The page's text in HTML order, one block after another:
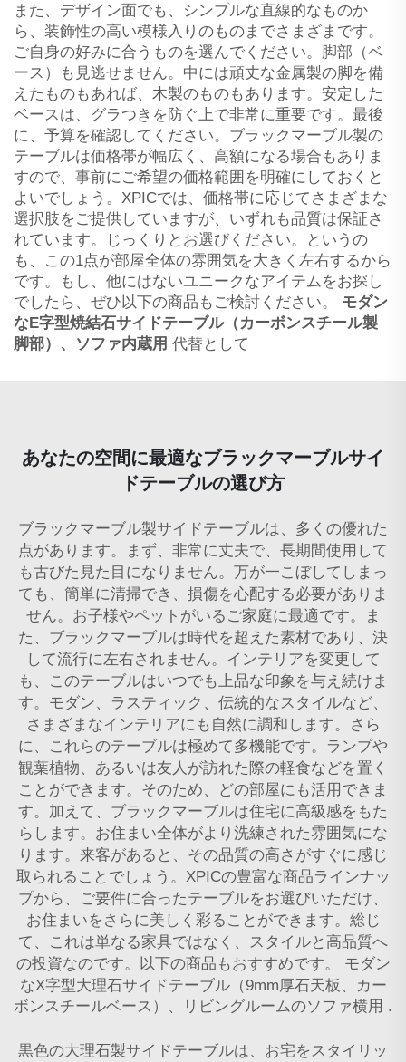
また、デザイン面でも、シンプルな直線的なものか
ら、装飾性の高い模様入りのものまでさまざまです。
ご自身の好みに合うものを選んでください。脚部（ベ
ース）も見逃せません。中には頑丈な金属製の脚を備
えたものもあれば、木製のものもあります。安定した
ベースは、グラつきを防ぐ上で非常に重要です。最後
に、予算を確認してください。ブラックマーブル製の
テーブルは価格帯が幅広く、高額になる場合もありま
すので、事前にご希望の価格範囲を明確にしておくと
よいでしょう。XPICでは、価格帯に応じてさまざまな
選択肢をご提供していますが、いずれも品質は保証さ
れています。じっくりとお選びください。というの
も、この1点が部屋全体の雰囲気を大きく左右するから
です。もし、他にはないユニークなアイテムをお探し
でしたら、ぜひ以下の商品もご検討ください。 モダン
なE字型焼結石サイドテーブル（カーボンスチール製
脚部）、ソファ内蔵用 代替として
あなたの空間に最適なブラックマーブルサイ
ドテーブルの選び方
ブラックマーブル製サイドテーブルは、多くの優れた
点があります。まず、非常に丈夫で、長期間使用して
も古びた見た目になりません。万が一こぼしてしまっ
ても、簡単に清掃でき、損傷を心配する必要がありま
せん。お子様やペットがいるご家庭に最適です。ま
た、ブラックマーブルは時代を超えた素材であり、決
して流行に左右されません。インテリアを変更して
も、このテーブルはいつでも上品な印象を与え続けま
す。モダン、ラスティック、伝統的なスタイルなど、
さまざまなインテリアにも自然に調和します。さら
に、これらのテーブルは極めて多機能です。ランプや
観葉植物、あるいは友人が訪れた際の軽食などを置く
ことができます。そのため、どの部屋にも活用できま
す。加えて、ブラックマーブルは住宅に高級感をもた
らします。お住まい全体がより洗練された雰囲気にな
ります。来客があると、その品質の高さがすぐに感じ
取られることでしょう。XPICの豊富な商品ラインナッ
プから、ご要件に合ったテーブルをお選びいただけ、
お住まいをさらに美しく彩ることができます。総じ
て、これは単なる家具ではなく、スタイルと高品質へ
の投資なのです。以下の商品もおすすめです。 モダン
なX字型大理石サイドテーブル（9mm厚石天板、カー
ボンスチールベース）、リビングルームのソファ横用 .
黒色の大理石製サイドテーブルは、お宅をスタイリッ